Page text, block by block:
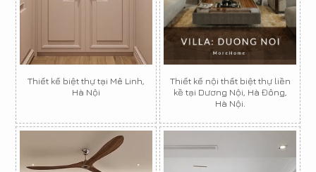
Thiết kế biệt thự tại Mê Linh,
Hà Nội
Thiết kế nội thất biệt thự liền
kề tại Dương Nội, Hà Đông,
Hà Nội.